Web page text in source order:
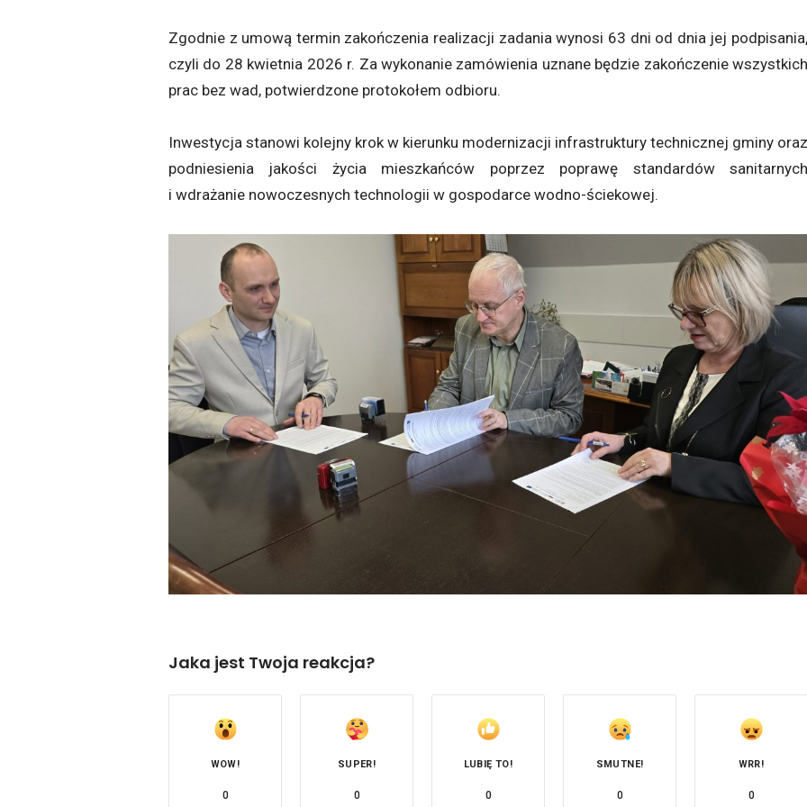
Zgodnie z umową termin zakończenia realizacji zadania wynosi 63 dni od dnia jej podpisania,
czyli do 28 kwietnia 2026 r. Za wykonanie zamówienia uznane będzie zakończenie wszystkich
prac bez wad, potwierdzone protokołem odbioru.
Inwestycja stanowi kolejny krok w kierunku modernizacji infrastruktury technicznej gminy oraz
podniesienia jakości życia mieszkańców poprzez poprawę standardów sanitarnych
i wdrażanie nowoczesnych technologii w gospodarce wodno-ściekowej.
Jaka jest Twoja reakcja?
WOW!
0
SUPER!
0
LUBIĘ TO!
0
SMUTNE!
0
WRR!
0